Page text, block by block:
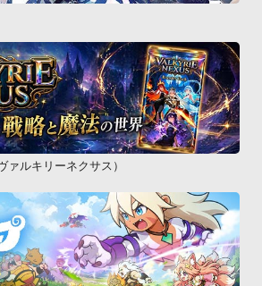
ルキリーネクサス）